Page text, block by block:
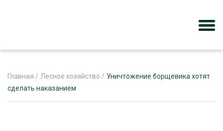
Главная / Лесное хозяйство / Уничтожение борщевика хотят
сделать наказанием